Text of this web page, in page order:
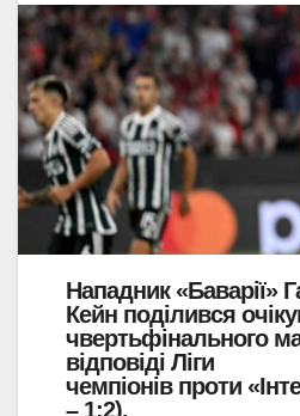
Нападник «Баварії»
Кейн поділився
чвертьфінального
відповіді Ліги
чемпіонів проти
– 1:2).